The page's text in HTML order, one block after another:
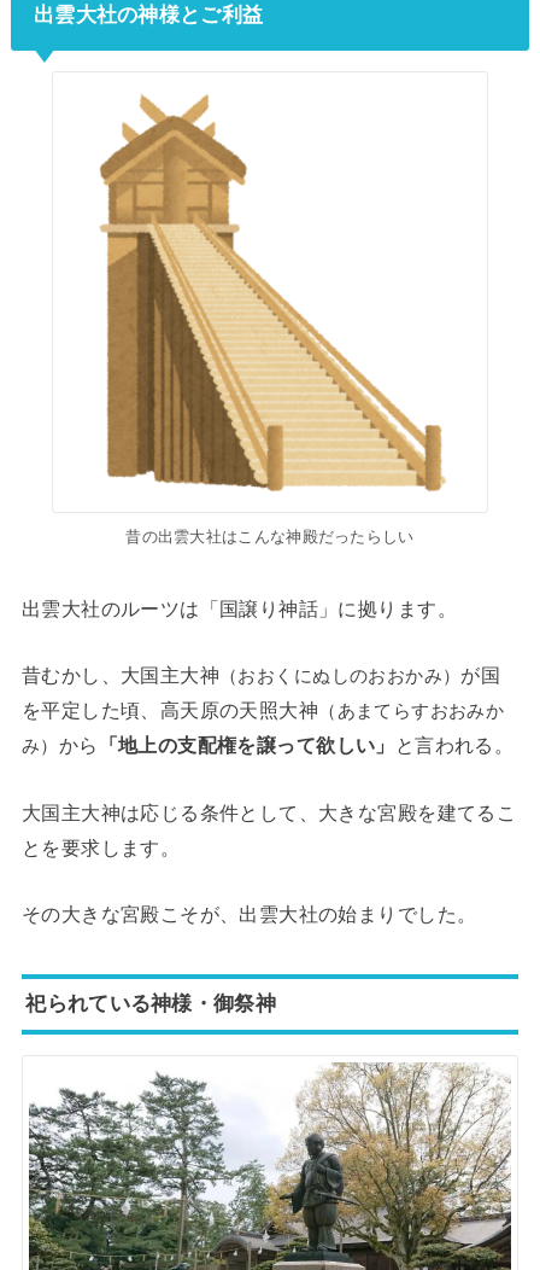
出雲大社の神様とご利益
昔の出雲大社はこんな神殿だったらしい
出雲大社のルーツは「国譲り神話」に拠ります。
昔むかし、大国主大神 （おおくにぬしのおおかみ） が国
を平定した頃、高天原の天照大神 （あまてらすおおみか
み） から 「地上の支配権を譲って欲しい」 と言われる。
大国主大神は応じる条件として、大きな宮殿を建てるこ
とを要求します。
その大きな宮殿こそが、出雲大社の始まりでした。
祀られている神様・御祭神